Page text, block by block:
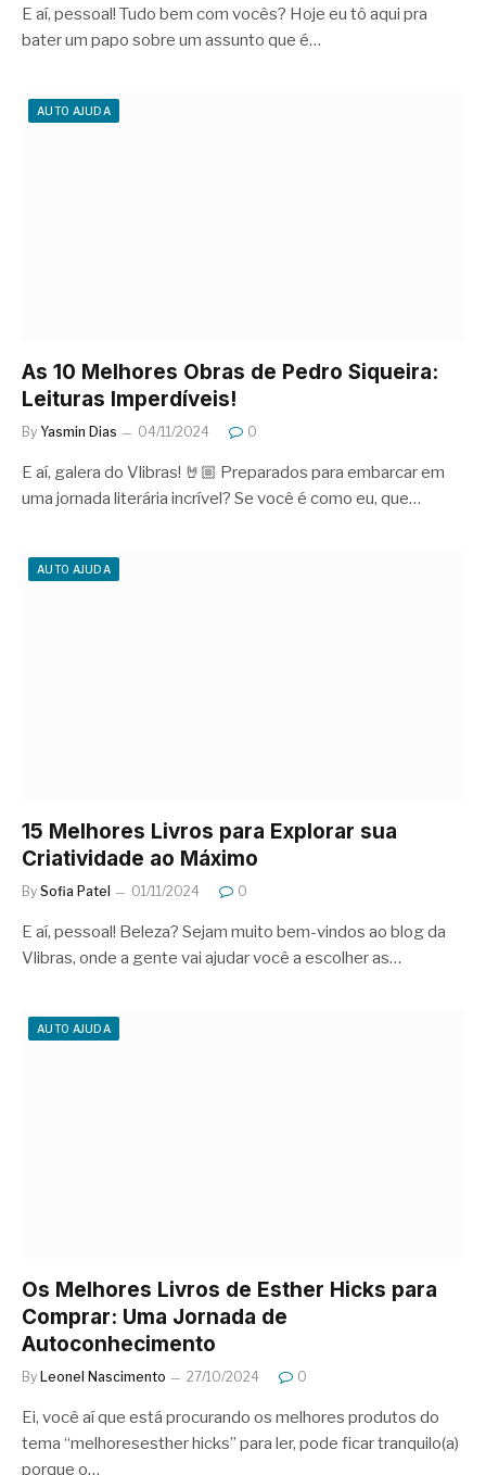
E aí, pessoal! Tudo bem com vocês? Hoje eu tô aqui pra
bater um papo sobre um assunto que é…
AUTO AJUDA
As 10 Melhores Obras de Pedro Siqueira:
Leituras Imperdíveis!
By Yasmin Dias 04/11/2024 0
E aí, galera do Vlibras! 🤘🏼 Preparados para embarcar em
uma jornada literária incrível? Se você é como eu, que…
AUTO AJUDA
15 Melhores Livros para Explorar sua
Criatividade ao Máximo
By Sofia Patel 01/11/2024 0
E aí, pessoal! Beleza? Sejam muito bem-vindos ao blog da
Vlibras, onde a gente vai ajudar você a escolher as…
AUTO AJUDA
Os Melhores Livros de Esther Hicks para
Comprar: Uma Jornada de
Autoconhecimento
By Leonel Nascimento 27/10/2024 0
Ei, você aí que está procurando os melhores produtos do
tema “melhoresesther hicks” para ler, pode ficar tranquilo(a)
porque o…